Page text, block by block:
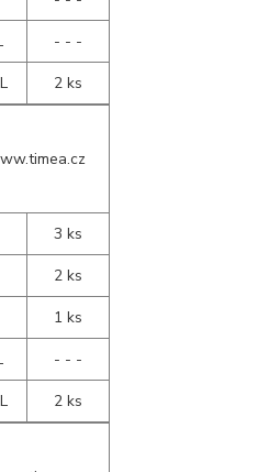
- - -
2 ks
3 ks
2 ks
1 ks
- - -
2 ks